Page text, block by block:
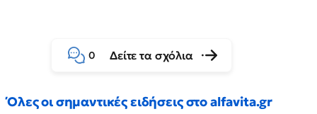
0 Δείτε τα σχόλια
Όλες οι σημαντικές ειδήσεις στο alfavita.gr